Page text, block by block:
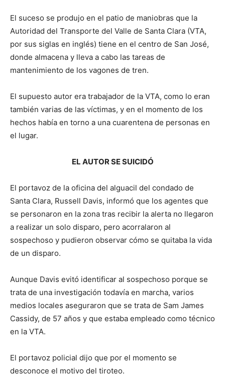
El suceso se produjo en el patio de maniobras que la
Autoridad del Transporte del Valle de Santa Clara (VTA,
por sus siglas en inglés) tiene en el centro de San José,
donde almacena y lleva a cabo las tareas de
mantenimiento de los vagones de tren.
El supuesto autor era trabajador de la VTA, como lo eran
también varias de las víctimas, y en el momento de los
hechos había en torno a una cuarentena de personas en
el lugar.
EL AUTOR SE SUICIDÓ
El portavoz de la oficina del alguacil del condado de
Santa Clara, Russell Davis, informó que los agentes que
se personaron en la zona tras recibir la alerta no llegaron
a realizar un solo disparo, pero acorralaron al
sospechoso y pudieron observar cómo se quitaba la vida
de un disparo.
Aunque Davis evitó identificar al sospechoso porque se
trata de una investigación todavía en marcha, varios
medios locales aseguraron que se trata de Sam James
Cassidy, de 57 años y que estaba empleado como técnico
en la VTA.
El portavoz policial dijo que por el momento se
desconoce el motivo del tiroteo.